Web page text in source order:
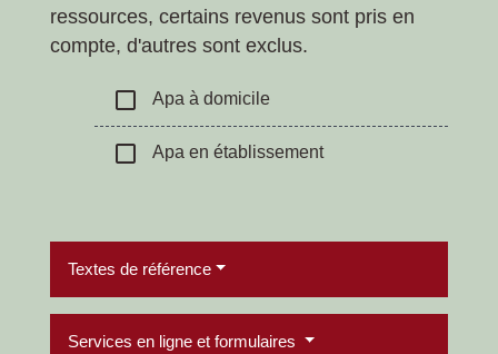
ressources, certains revenus sont pris en
compte, d'autres sont exclus.
check_box_outline_blank Apa à domicile
check_box_outline_blank Apa en établissement
Textes de référence
Services en ligne et formulaires